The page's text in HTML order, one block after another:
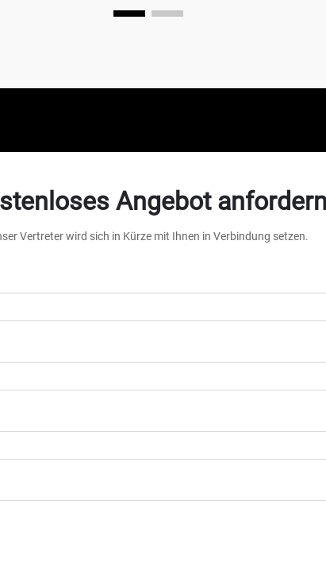
Angebot
Vertreter wird sich in Kürze mit Ihnen in Verbindung setzen.